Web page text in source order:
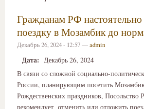
Гражданам РФ
поездку в Мозамбик до
Декабрь 26, 2024 - 12:57 —admin
Дата: Декабрь 26, 2024
В связи со сложной социально-
России, планирующим посетить
Рождественских праздников, Посольство
рекомендует отменить или отложить